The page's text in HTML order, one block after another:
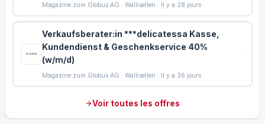
Magazine zum Globus AG · Wallisellen · Il y a 28 jours
Verkaufsberater:in ***delicatessa Kasse,
Kundendienst & Geschenkservice 40%
(w/m/d)
Magazine zum Globus AG · Wallisellen · Il y a 36 jours
Voir toutes les offres